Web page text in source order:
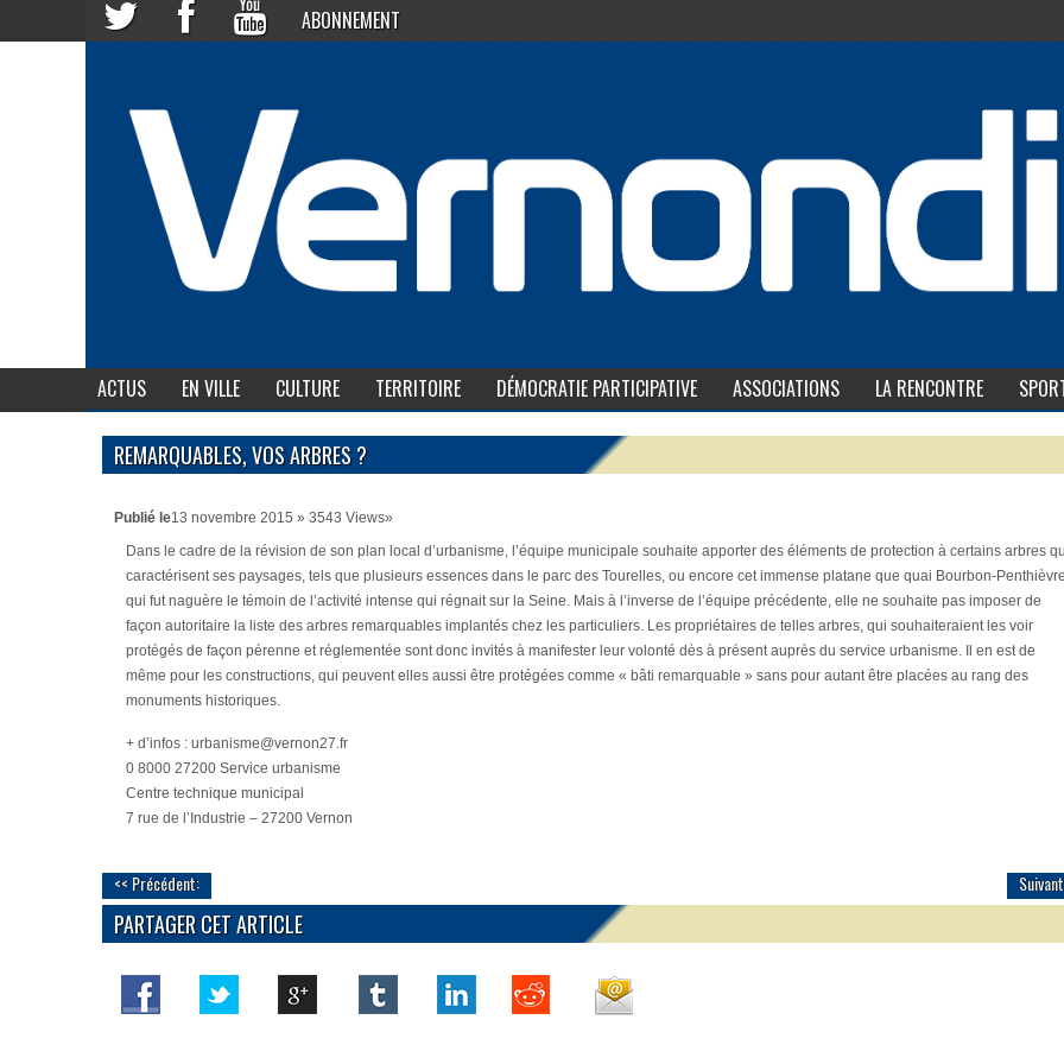
ABONNEMENT
ACTUS EN VILLE CULTURE TERRITOIRE DÉMOCRATIE PARTICIPATIVE ASSOCIATIONS LA RENCONTRE
REMARQUABLES, VOS ARBRES ?
Publié le13 novembre 2015 » 3543 Views»
Dans le cadre de la révision de son plan local d’urbanisme, l’équipe municipale souhaite apporter des éléments de protection à certains arbres
caractérisent ses paysages, tels que plusieurs essences dans le parc des Tourelles, ou encore cet immense platane que quai Bourbon-Penthièvre,
qui fut naguère le témoin de l’activité intense qui régnait sur la Seine. Mais à l’inverse de l’équipe précédente, elle ne souhaite pas imposer de
façon autoritaire la liste des arbres remarquables implantés chez les particuliers. Les propriétaires de telles arbres, qui souhaiteraient les voir
protégés de façon pérenne et réglementée sont donc invités à manifester leur volonté dès à présent auprès du service urbanisme. Il en est de
même pour les constructions, qui peuvent elles aussi être protégées comme « bâti remarquable » sans pour autant être placées au rang des
monuments historiques.
+ d’infos : urbanisme@vernon27.fr
0 8000 27200 Service urbanisme
Centre technique municipal
7 rue de l’Industrie – 27200 Vernon
<< Précédent:
PARTAGER CET ARTICLE